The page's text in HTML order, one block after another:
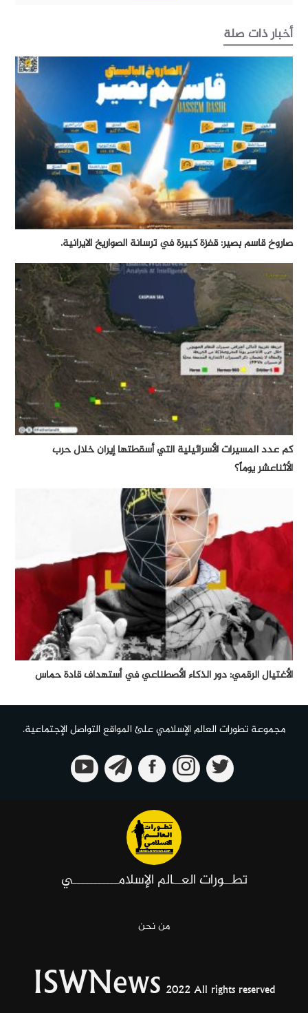
أخبار ذات صلة
صاروخ قاسم بصير: قفزة كبيرة في ترسانة الصواريخ الايرانية.
كم عدد المسيرات الأسرائيلية التي أسقطتها إيران خلال حرب
الأثناعشر يوماً؟
الأغتيال الرقمي: دور الذكاء الأصطناعي في أستهداف قادة حماس
مجموعة تطورات العالم الإسلامي علئ المواقع التواصل الإجتماعية.
تطــورات العــالم الإسلامـــــــــــي
من نحن
ISWNews 2022 All rights reserved